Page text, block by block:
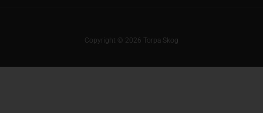
Copyright © 2026 Torpa Skog